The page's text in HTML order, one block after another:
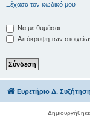
Ξέχασα τον κωδικό μου
Να με θυμάσαι
Απόκρυψη των
Ευρετήριο Δ.